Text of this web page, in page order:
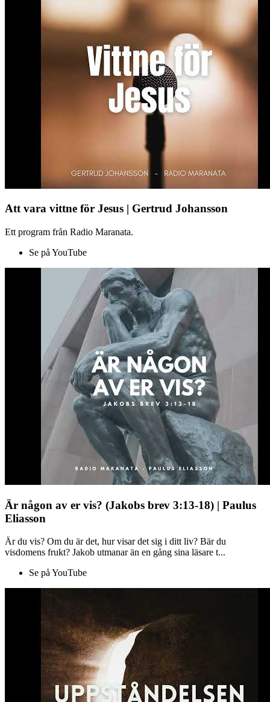
Att vara vittne för Jesus | Gertrud Johansson
Ett program från Radio Maranata.
Se på YouTube
Är någon av er vis? (Jakobs brev 3:13-18) | Paulus
Eliasson
Är du vis? Om du är det, hur visar det sig i ditt liv? Bär du
visdomens frukt? Jakob utmanar än en gång sina läsare t...
Se på YouTube